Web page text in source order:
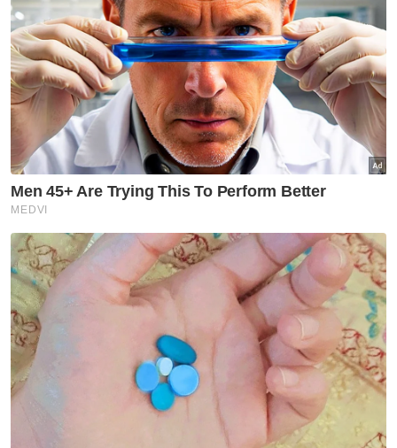
berkuasa dilihat sudah mencuba tetapi hanya
boleh mengawal kerana sukar untuk
membanteras, tambah lagi selepas
pendedahan kegiatan judi haram oleh Mohd
Asri, pasti sindiket ini akan meningkatkan
jumlah suapan bagi memastikan mereka
terus terlepas.
"Kes didedahkan Mohd Asri antara mudah
dilihat kerana wujud premis di situ tapi bagi
yang main atas talian dan tidak melibatkan
wang fizikal ia sukar untuk dikesan.
"Jadi elemen undang-undang juga kena
konsisten untuk beri taring kepada
penguatkuasa untuk membuat kerja
mereka," katanya.